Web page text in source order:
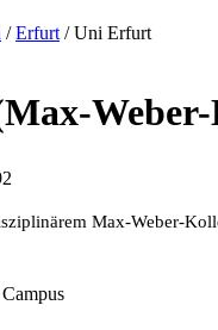
/ Erfurt /Uni Erfurt
Max-Weber-